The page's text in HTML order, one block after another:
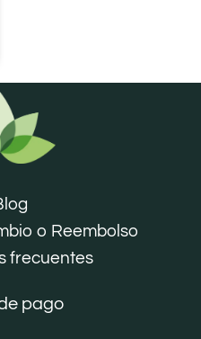
o Reembolso
frecuentes
pago